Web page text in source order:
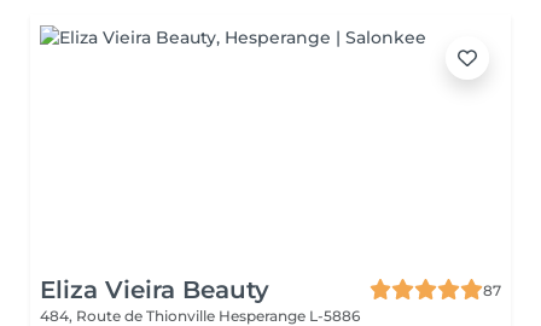
Eliza Vieira Beauty
87
484, Route de Thionville Hesperange L-5886